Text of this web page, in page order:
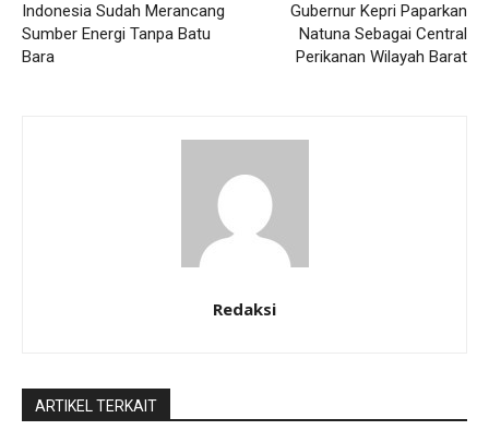
Indonesia Sudah Merancang
Sumber Energi Tanpa Batu
Bara
Gubernur Kepri Paparkan
Natuna Sebagai Central
Perikanan Wilayah Barat
Redaksi
ARTIKEL TERKAIT